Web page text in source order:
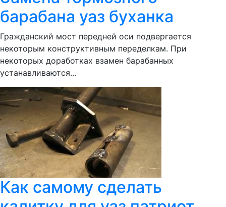
барабана уаз буханка
Гражданский мост передней оси подвергается
некоторым конструктивным переделкам. При
некоторых доработках взамен барабанных
устанавливаются...
Как самому сделать